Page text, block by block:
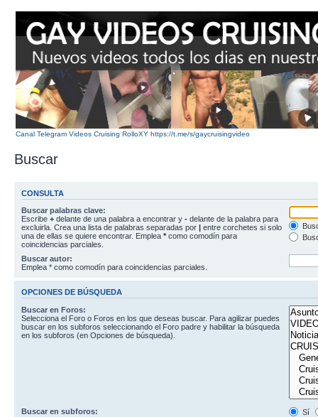
Canal Telegram Videos Cruising RolloXY https://t.me/s/gaycruisingvideo
Buscar
CONSULTA
Buscar palabras clave:
Escribe + delante de una palabra a encontrar y - delante de la palabra para
excluirla. Crea una lista de palabras separadas por | entre corchetes si solo
una de ellas se quiere encontrar. Emplea * como comodín para
coincidencias parciales.
Buscar autor:
Emplea * como comodín para coincidencias parciales.
OPCIONES DE BÚSQUEDA
Buscar en Foros:
Selecciona el Foro o Foros en los que deseas buscar. Para agilizar puedes
buscar en los subforos seleccionando el Foro padre y habilitar la búsqueda
en los subforos (en Opciones de búsqueda).
Buscar en subforos:
Sí